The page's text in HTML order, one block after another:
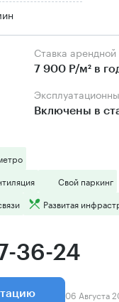
Ставка
7 900 Р/м² в
Включены в
Свой паркинг
Развитая
36-24
06 Августа